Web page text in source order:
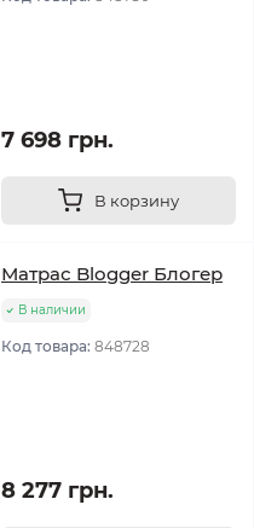
7 698 грн.
В корзину
Матрас Blogger Блогер
В наличии
Код товара: 848728
8 277 грн.